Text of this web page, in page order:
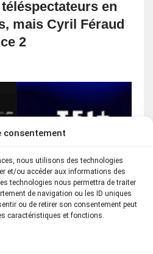
consentement
nous utilisons des technologies
et/ou accéder aux informations des
technologies nous permettra de traiter
de navigation ou les ID uniques
ou de retirer son consentement peut
caractéristiques et fonctions.
en
mais Cyril Féraud
2